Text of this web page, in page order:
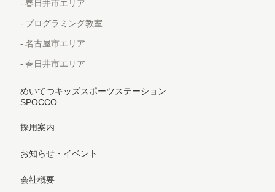
春日井市エリア
プログラミング教室
名古屋市エリア
春日井市エリア
めいてつキッズスポーツステーション
SPOCCO
採用案内
お知らせ・イベント
会社概要